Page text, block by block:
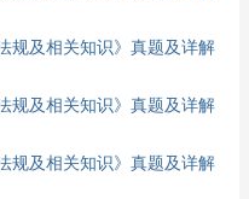
规及相关知识》真题及详解
规及相关知识》真题及详解
规及相关知识》真题及详解